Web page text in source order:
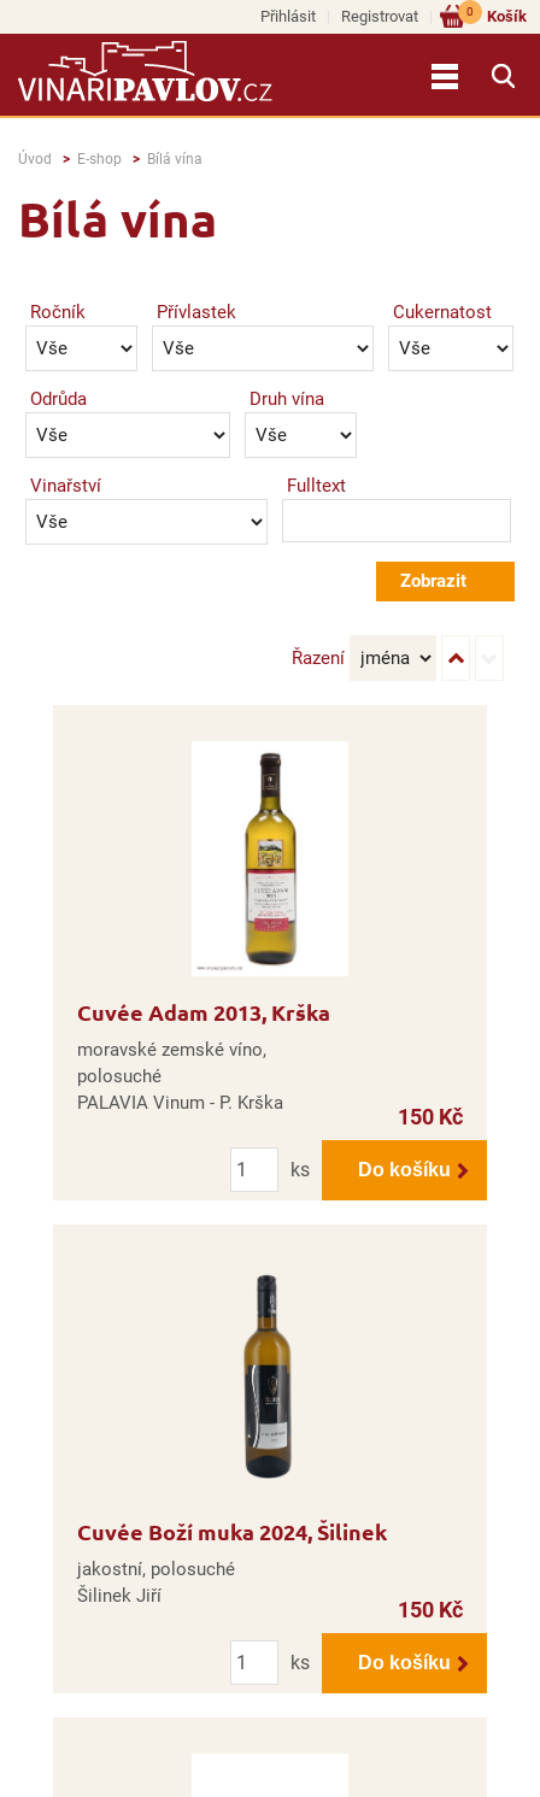
Přihlásit Registrovat Košík
0
Úvod E-shop Bílá vína
Bílá vína
Ročník Přívlastek Cukernatost
Odrůda Druh vína
Vinařství Fulltext
Řazení
Cuvée Adam 2013, Krška
moravské zemské víno,
polosuché
PALAVIA Vinum - P. Krška
150 Kč
Počet
ks
Do košíku
Cuvée Boží muka 2024, Šilinek
jakostní, polosuché
Šilinek Jiří
150 Kč
Počet
ks
Do košíku